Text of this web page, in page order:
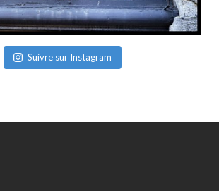
Suivre sur Instagram